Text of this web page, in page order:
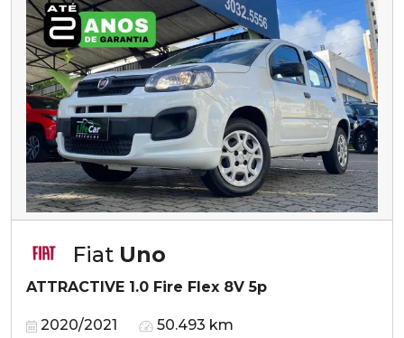
Fiat Uno
ATTRACTIVE 1.0 Fire Flex 8V 5p
2020/2021 50.493 km